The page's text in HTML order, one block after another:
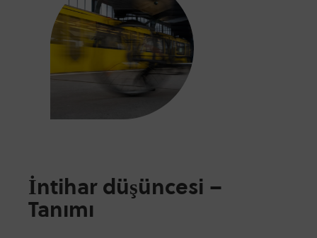
İntihar düşüncesi –
Tanımı